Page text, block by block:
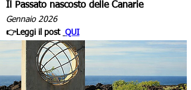
Il Passato nascosto delle Canarie
Gennaio 2026
👉Leggi il post QUI